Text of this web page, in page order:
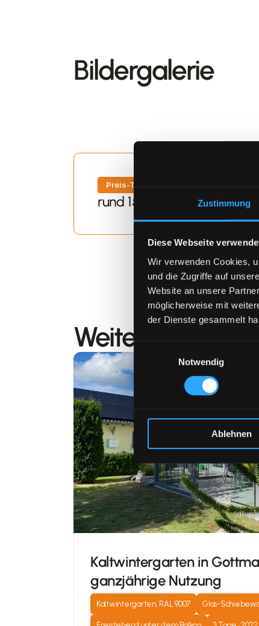
Zustimmung
Diese Webseite
Wir verwenden Cookies,
und die Zugriffe auf
Website an unsere
möglicherweise mit
der Dienste gesammelt
Einwilligungsauswahl
Notwendig
Ablehnen
Bildergalerie
Preis-Transparenz
rund 15.000 Euro, Festpreis
Weitere Projekte
Kaltwintergarten in
ganzjährige Nutzung
Kaltwintergarten, RAL 9007 Glas-